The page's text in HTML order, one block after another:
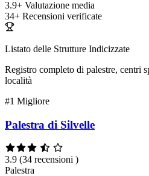
3.9+ Valutazione media
34+ Recensioni verificate
Listato delle Strutture Indicizzate
Registro completo di palestre, centri
località
#1 Migliore
Palestra di Silvelle
3.9 (34 recensioni )
Palestra